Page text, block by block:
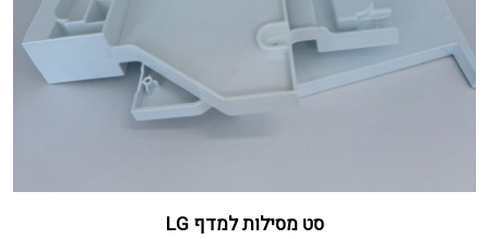
סט מסילות למדף LG